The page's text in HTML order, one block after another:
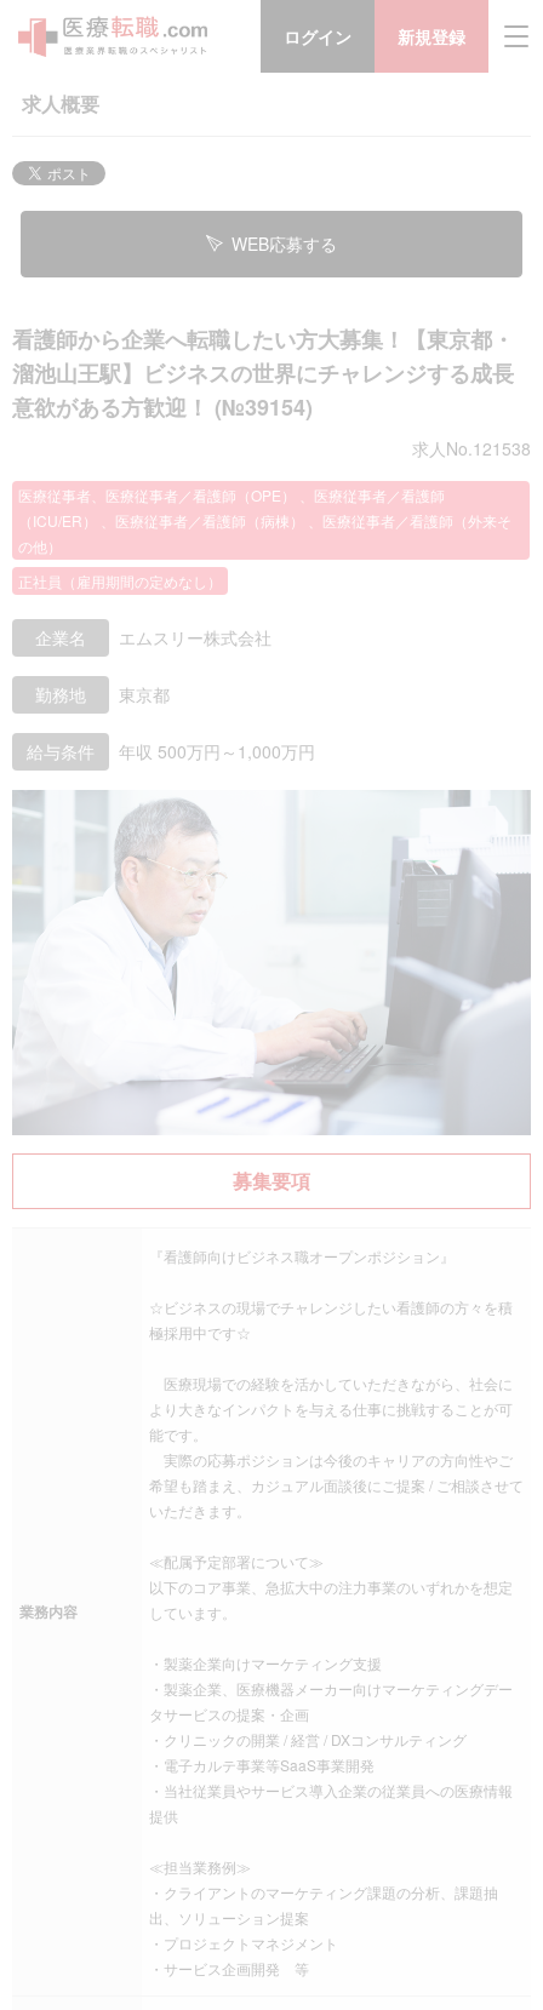
ログイン 新規登録
求人概要
WEB応募する
看護師から企業へ転職したい方大募集！【東京都・
溜池山王駅】ビジネスの世界にチャレンジする成長
意欲がある方歓迎！ (№39154)
求人No.121538
医療従事者、医療従事者／看護師（OPE） 、医療従事者／看護師
（ICU/ER） 、医療従事者／看護師（病棟） 、医療従事者／看護師（外来そ
の他）
正社員（雇用期間の定めなし）
企業名 エムスリー株式会社
勤務地 東京都
給与条件 年収 500万円～1,000万円
募集要項
業務内容
『看護師向けビジネス職オープンポジション』
☆ビジネスの現場でチャレンジしたい看護師の方々を積
極採用中です☆
医療現場での経験を活かしていただきながら、社会に
より大きなインパクトを与える仕事に挑戦することが可
能です。
実際の応募ポジションは今後のキャリアの方向性やご
希望も踏まえ、カジュアル面談後にご提案 / ご相談させて
いただきます。
≪配属予定部署について≫
以下のコア事業、急拡大中の注力事業のいずれかを想定
しています。
・製薬企業向けマーケティング支援
・製薬企業、医療機器メーカー向けマーケティングデー
タサービスの提案・企画
・クリニックの開業 / 経営 / DXコンサルティング
・電子カルテ事業等SaaS事業開発
・当社従業員やサービス導入企業の従業員への医療情報
提供
≪担当業務例≫
・クライアントのマーケティング課題の分析、課題抽
出、ソリューション提案
・プロジェクトマネジメント
・サービス企画開発 等